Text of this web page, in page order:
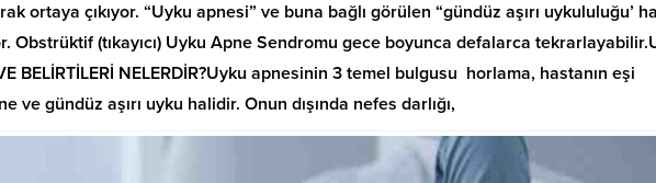
ortaya çıkıyor. “Uyku apnesi” ve buna bağlı görülen “gündüz aşırı uykululuğu’
Obstrüktif (tıkayıcı) Uyku Apne Sendromu gece boyunca defalarca
BELİRTİLERİ NELERDİR?Uyku apnesinin 3 temel bulgusu horlama, hastanın eşi
ve gündüz aşırı uyku halidir. Onun dışında nefes darlığı,